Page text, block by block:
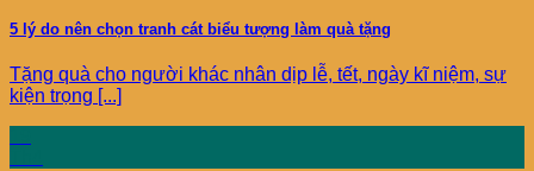
5 lý do nên chọn tranh cát biểu tượng làm quà tặng
Tặng quà cho người khác nhân dịp lễ, tết, ngày kĩ niệm, sự
kiện trọng [...]